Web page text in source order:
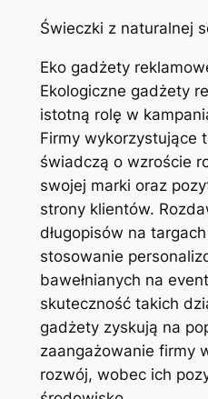
Świeczki z naturalnej
Eko gadżety
Ekologiczne gadżety
istotną rolę w
Firmy wykorzystujące
świadczą o wzroście
swojej marki oraz
strony klientów.
długopisów na
stosowanie
bawełnianych na
skuteczność takich
gadżety zyskują na
zaangażowanie firmy
rozwój, wobec ich